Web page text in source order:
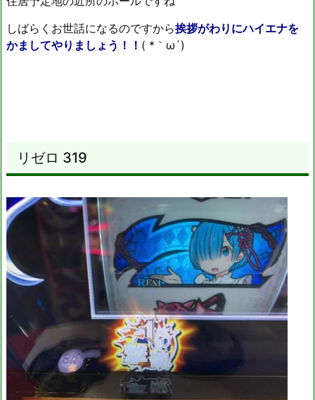
しばらくお世話になるのですから挨拶がわりにハイエナを
かましてやりましょう！！ ( *｀ω´)
リゼロ 319